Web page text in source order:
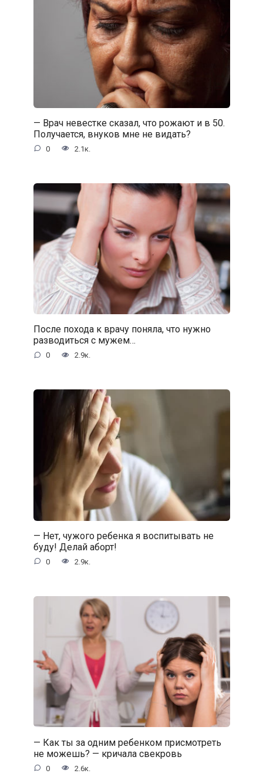
— Врач невестке сказал, что рожают и в 50.
Получается, внуков мне не видать?
0 2.1к.
После похода к врачу поняла, что нужно
разводиться с мужем…
0 2.9к.
— Нет, чужого ребенка я воспитывать не
буду! Делай аборт!
0 2.9к.
— Как ты за одним ребенком присмотреть
не можешь? — кричала свекровь
0 2.6к.